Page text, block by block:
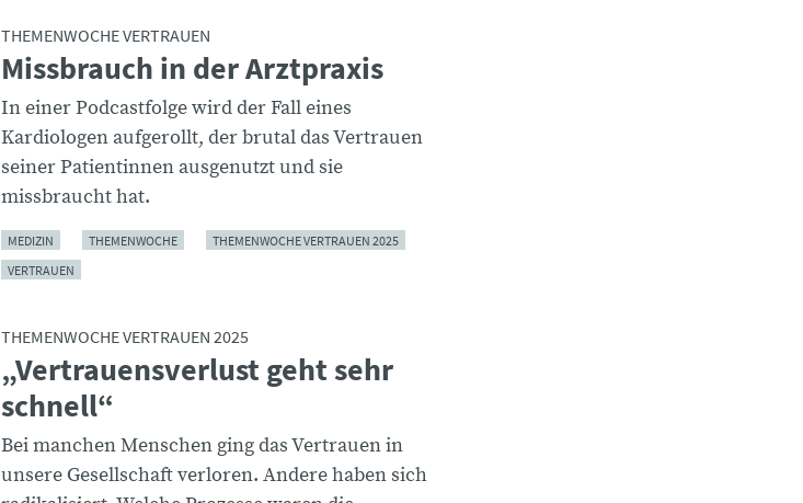
THEMENWOCHE VERTRAUEN
Missbrauch in der Arztpraxis
In einer Podcastfolge wird der Fall eines
Kardiologen aufgerollt, der brutal das Vertrauen
seiner Patientinnen ausgenutzt und sie
missbraucht hat.
MEDIZIN THEMENWOCHE
THEMENWOCHE VERTRAUEN 2025
VERTRAUEN
THEMENWOCHE VERTRAUEN 2025
„Vertrauensverlust geht sehr
schnell“
Bei manchen Menschen ging das Vertrauen in
unsere Gesellschaft verloren. Andere haben sich